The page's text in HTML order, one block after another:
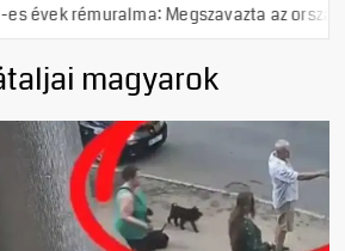
az országgyűlés a tiszás ÁVH
magyarok